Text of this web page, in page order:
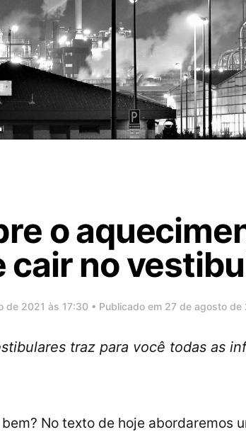
o
cair no
de 2021 às 17:30 • Publicado em 27 de agosto de
traz para você todas as
No texto de hoje abordaremos